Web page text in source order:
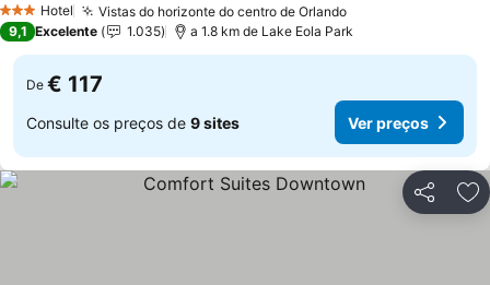
3 EstrelasHotel Vistas do horizonte do centro de OrlandoVer preços
Ver preços
9,1 Excelente 1.035 a 1.8 km de Lake Eola Park
De € 117
Consulte os preços de 9 sites Ver preços
Partilhar